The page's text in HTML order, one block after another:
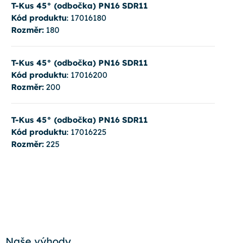
T-Kus 45° (odbočka) PN16 SDR11
Kód produktu: 17016180
Rozměr:180
T-Kus 45° (odbočka) PN16 SDR11
Kód produktu: 17016200
Rozměr:200
T-Kus 45° (odbočka) PN16 SDR11
Kód produktu: 17016225
Rozměr:225